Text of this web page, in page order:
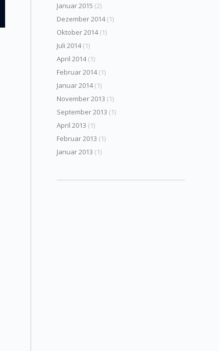
Januar 2015 (2)
Dezember 2014(1)
Oktober 2014(1)
Juli 2014(1)
April 2014(1)
Februar 2014(1)
Januar 2014(1)
November 2013 (1)
September 2013 (1)
April 2013 (1)
Februar 2013 (1)
Januar 2013 (1)